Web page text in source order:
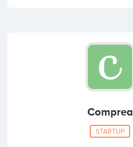
Comprea
STARTUP